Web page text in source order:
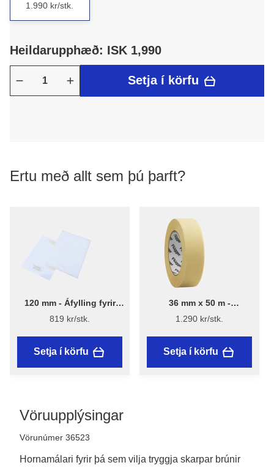
1.990 kr/stk.
Heildarupphæð: ISK 1,990
Setja í körfu
Ertu með allt sem þú þarft?
120 mm - Áfylling fyrir
hornamálara 2 stk - Stiwex
819 kr/stk.
Setja í körfu
36 mm x 50 m -
Málningarlímband -
Flügger
1.290 kr/stk.
Setja í körfu
Vöruupplýsingar
Vörunúmer 36523
Hornamálari fyrir þá sem vilja tryggja skarpar brúnir